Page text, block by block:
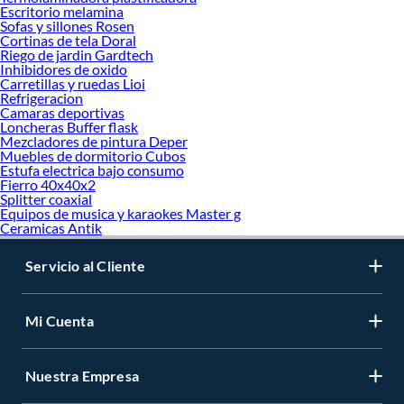
Escritorio melamina
Sofas y sillones Rosen
Cortinas de tela Doral
Riego de jardin Gardtech
Inhibidores de oxido
Carretillas y ruedas Lioi
Refrigeracion
Camaras deportivas
Loncheras Buffer flask
Mezcladores de pintura Deper
Muebles de dormitorio Cubos
Estufa electrica bajo consumo
Fierro 40x40x2
Splitter coaxial
Equipos de musica y karaokes Master g
Ceramicas Antik
Servicio al Cliente
Mi Cuenta
Nuestra Empresa